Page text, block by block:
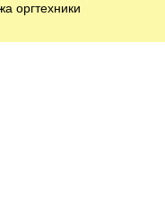
оргтехники